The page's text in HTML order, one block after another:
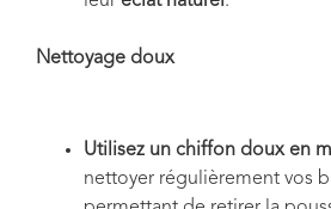
Nettoyage doux
Utilisez un chiffon doux en
nettoyer régulièrement vos